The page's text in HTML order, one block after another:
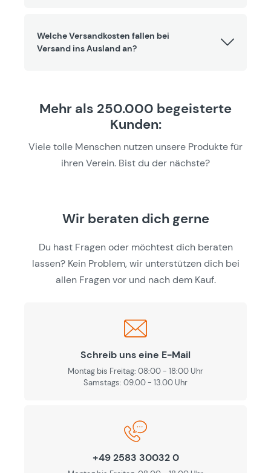
Welche Versandkosten fallen bei
Versand ins Ausland an?
Mehr als 250.000 begeisterte
Kunden:
Viele tolle Menschen nutzen unsere Produkte für
ihren Verein. Bist du der nächste?
Wir beraten dich gerne
Du hast Fragen oder möchtest dich beraten
lassen? Kein Problem, wir unterstützen dich bei
allen Fragen vor und nach dem Kauf.
Schreib uns eine E-Mail
Montag bis Freitag: 08:00 - 18:00 Uhr
Samstags: 09.00 - 13.00 Uhr
+49 2583 30032 0